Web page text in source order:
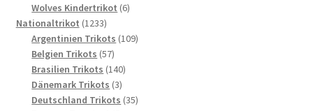
Wolves Kindertrikot 66
Nationaltrikot 12331233
Produkte
Argentinien Trikots 109109
Belgien Trikots 5757
Produkte
Brasilien Trikots 140140
Dänemark Trikots 33
Produkte
Deutschland Trikots 3535